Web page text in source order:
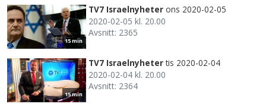
15 min
TV7 Israelnyheter ons 2020-02-05
2020-02-05 kl. 20.00
Avsnitt: 2365
15 min
TV7 Israelnyheter tis 2020-02-04
2020-02-04 kl. 20.00
Avsnitt: 2364